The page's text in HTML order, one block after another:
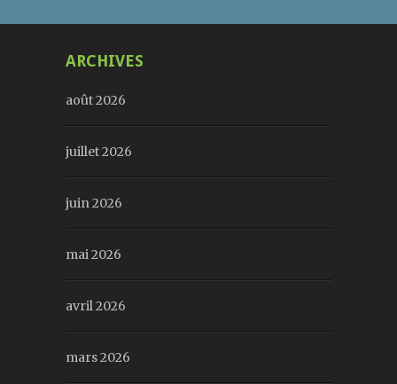
ARCHIVES
août 2026
juillet 2026
juin 2026
mai 2026
avril 2026
mars 2026